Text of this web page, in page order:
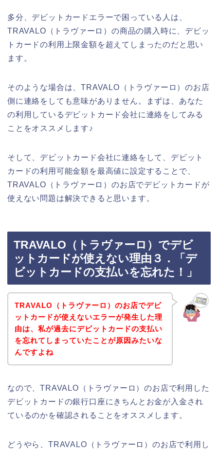
多分、デビットカードエラーで困っている人は、
TRAVALO（トラヴァーロ）の商品の購入時に、デビッ
トカードの利用上限金額を超えてしまったのだと思い
ます。
そのような場合は、TRAVALO（トラヴァーロ）のお店
側に連絡をしても意味がありません。まずは、あなた
の利用しているデビットカード会社に連絡をしてみる
ことをオススメします♪
そして、デビットカード会社に連絡をして、デビット
カードの利用可能金額を最高値に設定することで、
TRAVALO（トラヴァーロ）のお店でデビットカードが
使えない問題は解決できると思います。
TRAVALO（トラヴァーロ）でデビ
ットカードが使えない理由３．「デ
ビットカードの支払いを忘れた！」
TRAVALO（トラヴァーロ）のお店でデビ
ットカードが使えないエラーが発生した理
由は、私が過去にデビットカードの支払い
を忘れてしまっていたことが原因みたいな
んですよね
なので、TRAVALO（トラヴァーロ）のお店で利用した
デビットカードの銀行口座にきちんとお金が入金され
ているのかを確認されることをオススメします。
どうやら、TRAVALO（トラヴァーロ）のお店で利用し